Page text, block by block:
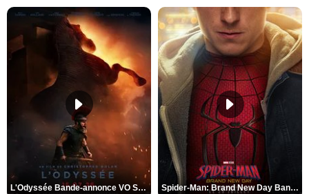
L'Odyssée Bande-annonce VO STFR Spider-Man: Brand New Day Bande-annonce VO STFR